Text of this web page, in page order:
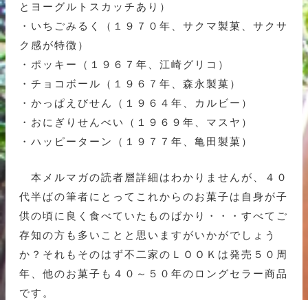
とヨーグルトスカッチあり）
・いちごみるく（１９７０年、サクマ製菓、サクサ
ク感が特徴）
・ポッキー（１９６７年、江崎グリコ）
・チョコボール（１９６７年、森永製菓）
・かっぱえびせん（１９６４年、カルビー）
・おにぎりせんべい（１９６９年、マスヤ）
・ハッピーターン（１９７７年、亀田製菓）
本メルマガの読者層詳細はわかりませんが、４０
代半ばの筆者にとってこれからのお菓子は自身が子
供の頃に良く食べていたものばかり・・・すべてご
存知の方も多いことと思いますがいかがでしょう
か？それもそのはず不二家のＬＯＯＫは発売５０周
年、他のお菓子も４０～５０年のロングセラー商品
です。